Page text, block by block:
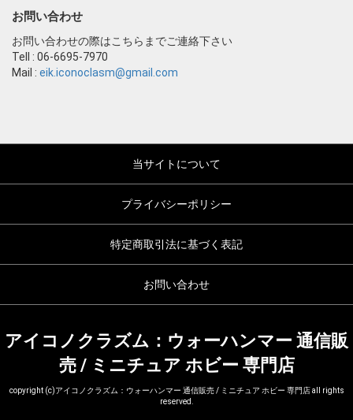
お問い合わせ
お問い合わせの際はこちらまでご連絡下さい
Tell : 06-6695-7970
Mail : eik.iconoclasm@gmail.com
当サイトについて
プライバシーポリシー
特定商取引法に基づく表記
お問い合わせ
アイコノクラズム：ウォーハンマー 通信販
売 / ミニチュア ホビー 専門店
copyright (c)アイコノクラズム：ウォーハンマー 通信販売 / ミニチュア ホビー 専門店 all rights
reserved.